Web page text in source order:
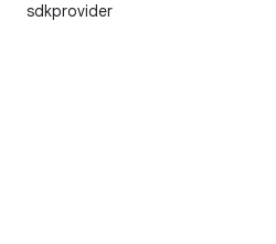
sdkprovider